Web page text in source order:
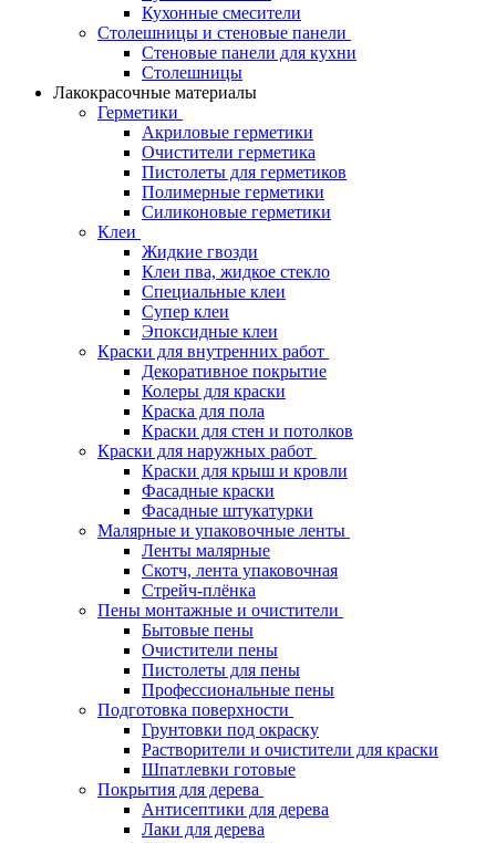
Кухонные смесители
Столешницы и стеновые панели
Стеновые панели для кухни
Столешницы
Лакокрасочные материалы
Герметики
Акриловые герметики
Очистители герметика
Пистолеты для герметиков
Полимерные герметики
Силиконовые герметики
Клеи
Жидкие гвозди
Клеи пва, жидкое стекло
Специальные клеи
Супер клеи
Эпоксидные клеи
Краски для внутренних работ
Декоративное покрытие
Колеры для краски
Краска для пола
Краски для стен и потолков
Краски для наружных работ
Краски для крыш и кровли
Фасадные краски
Фасадные штукатурки
Малярные и упаковочные ленты
Ленты малярные
Скотч, лента упаковочная
Стрейч-плёнка
Пены монтажные и очистители
Бытовые пены
Очистители пены
Пистолеты для пены
Профессиональные пены
Подготовка поверхности
Грунтовки под окраску
Растворители и очистители для краски
Шпатлевки готовые
Покрытия для дерева
Антисептики для дерева
Лаки для дерева